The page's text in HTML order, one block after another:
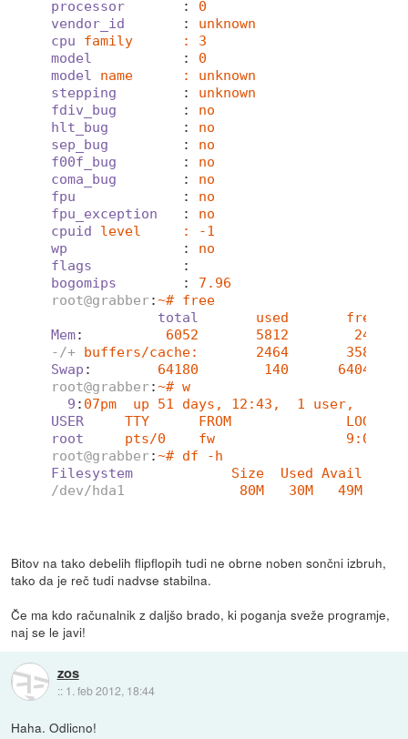
processor
       :
0
vendor_id
       :
unknown
cpu
family      : 3
model
           :
0
model
name      : unknown
stepping
        :
unknown
fdiv_bug
        :
no
hlt_bug
         :
no
sep_bug
         :
no
f00f_bug
        :
no
coma_bug
        :
no
fpu
             :
no
fpu_exception
   :
no
cpuid
level     : -1
wp
              :
no
flags
           :
bogomips
        :
7.96
root@grabber:~# free
total
used       free
Mem: 6052       5812        240
-/+ buffers/cache:       2464       3588
Swap : 64180        140      64040
root@grabber:~# w
9 : 07pm  up 51 days, 12:43,  1 user,
USER
TTY      FROM              LOGIN@
root
pts/0    fw                9:05pm
root@grabber:~# df -h
Filesystem
Size  Used Avail Use%
/dev/hda1
80M   30M   49M
Bitov na tako debelih flipflopih tudi ne obrne noben sončni izbruh,
tako da je reč tudi nadvse stabilna.
Če ma kdo računalnik z daljšo brado, ki poganja sveže programje,
naj se le javi!
zos
:: 1. feb 2012, 18:44
Haha. Odlicno!